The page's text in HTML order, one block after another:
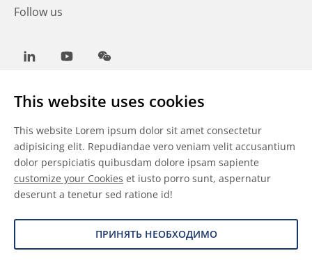
This website uses cookies
This website Lorem ipsum dolor sit amet consectetur
adipisicing elit. Repudiandae vero veniam velit accusantium
dolor perspiciatis quibusdam dolore ipsam sapiente
customize your Cookies et iusto porro sunt, aspernatur
deserunt a tenetur sed ratione id!
ПРИНЯТЬ НЕОБХОДИМО
Follow us
LinkedInYoutubeWeChat
Общие условия
Отказ от ответственности
Сведения о файлах cookie
Защита данных